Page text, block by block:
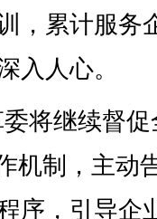
，累计服务
入人心。
将继续督
机制，主动
序，引导企